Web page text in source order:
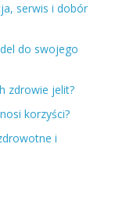
serwis i dobór
do swojego
zdrowie jelit?
korzyści?
i